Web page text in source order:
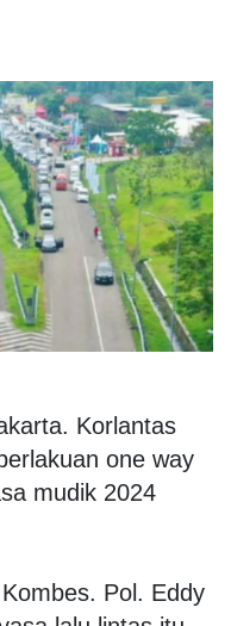
Korlantas
one way
mudik 2024
Pol. Eddy